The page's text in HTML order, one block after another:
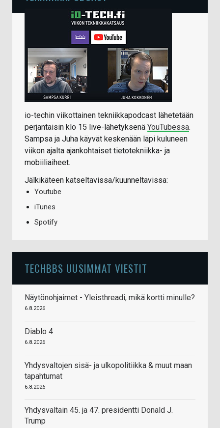
io-techin viikottainen tekniikkapodcast lähetetään
perjantaisin klo 15 live-lähetyksenä YouTubessa.
Sampsa ja Juha käyvät keskenään läpi kuluneen
viikon ajalta ajankohtaiset tietotekniikka- ja
mobiiliaiheet.
Jälkikäteen katseltavissa/kuunneltavissa:
Youtube
iTunes
Spotify
TECHBBS UUSIMMAT VIESTIT
Näytönohjaimet - Yleisthreadi, mikä kortti minulle?
6.8.2026
Diablo 4
6.8.2026
Yhdysvaltojen sisä- ja ulkopolitiikka & muut maan
tapahtumat
6.8.2026
Yhdysvaltain 45. ja 47. presidentti Donald J.
Trump